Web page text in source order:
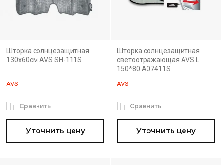
Шторка солнцезащитная
130x60см AVS SH-111S
AVS
Уточнить цену
Сравнить
Шторка солнцезащитная
светоотражающая AVS L
150*80 A07411S
AVS
Уточнить цену
Сравнить